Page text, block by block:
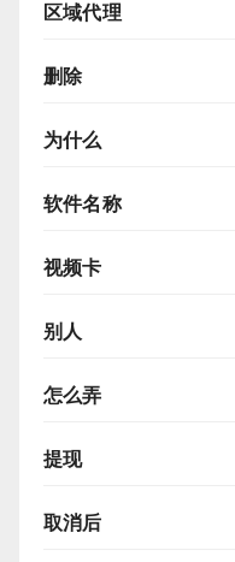
区域代理
删除
为什么
软件名称
视频卡
别人
怎么弄
提现
取消后